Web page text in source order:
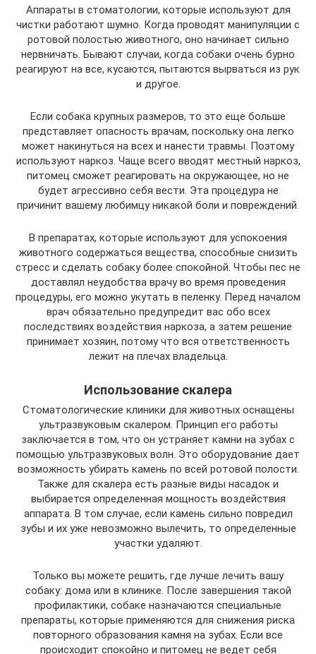
Аппараты в стоматологии, которые используют для
чистки работают шумно. Когда проводят манипуляции с
ротовой полостью животного, оно начинает сильно
нервничать. Бывают случаи, когда собаки очень бурно
реагируют на все, кусаются, пытаются вырваться из рук
и другое.
Если собака крупных размеров, то это еще больше
представляет опасность врачам, поскольку она легко
может накинуться на всех и нанести травмы. Поэтому
используют наркоз. Чаще всего вводят местный наркоз,
питомец сможет реагировать на окружающее, но не
будет агрессивно себя вести. Эта процедура не
причинит вашему любимцу никакой боли и повреждений.
В препаратах, которые используют для успокоения
животного содержаться вещества, способные снизить
стресс и сделать собаку более спокойной. Чтобы пес не
доставлял неудобства врачу во время проведения
процедуры, его можно укутать в пеленку. Перед началом
врач обязательно предупредит вас обо всех
последствиях воздействия наркоза, а затем решение
принимает хозяин, потому что вся ответственность
лежит на плечах владельца.
Использование скалера
Стоматологические клиники для животных оснащены
ультразвуковым скалером. Принцип его работы
заключается в том, что он устраняет камни на зубах с
помощью ультразвуковых волн. Это оборудование дает
возможность убирать камень по всей ротовой полости.
Также для скалера есть разные виды насадок и
выбирается определенная мощность воздействия
аппарата. В том случае, если камень сильно повредил
зубы и их уже невозможно вылечить, то определенные
участки удаляют.
Только вы можете решить, где лучше лечить вашу
собаку: дома или в клинике. После завершения такой
профилактики, собаке назначаются специальные
препараты, которые применяются для снижения риска
повторного образования камня на зубах. Если все
происходит спокойно и питомец не ведет себя